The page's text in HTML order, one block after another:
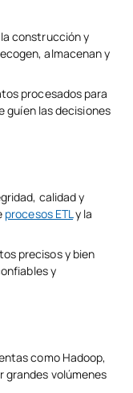
construcción y
almacenan y
procesados para
guíen las decisiones
calidad y
procesos ETLy la
precisos y bien
y
como Hadoop,
grandes volúmenes